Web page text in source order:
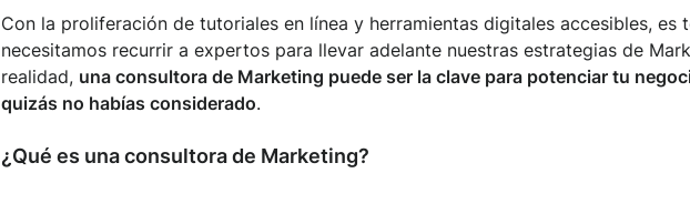
Con la proliferación de tutoriales en línea y herramientas digitales accesibles, es
necesitamos recurrir a expertos para llevar adelante nuestras estrategias de
realidad, una consultora de Marketing puede ser la clave para potenciar tu
quizás no habías considerado.
¿Qué es una consultora de Marketing?